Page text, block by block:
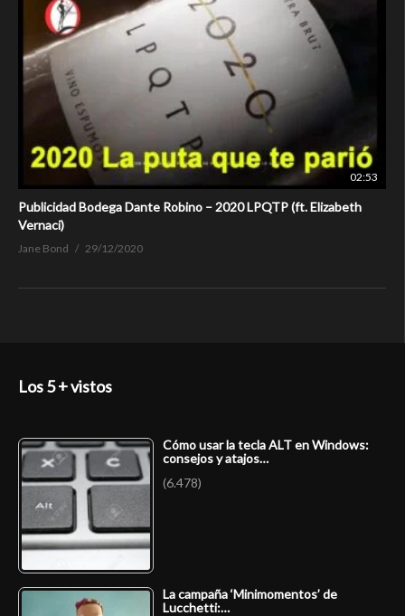
02:53
Publicidad Bodega Dante Robino – 2020 LPQTP (ft. Elizabeth
Vernaci)
Jane Bond 29/12/2020
Los 5 + vistos
Cómo usar la tecla ALT en Windows:
consejos y atajos…
(6.478)
La campaña ‘Minimomentos’ de
Lucchetti:…